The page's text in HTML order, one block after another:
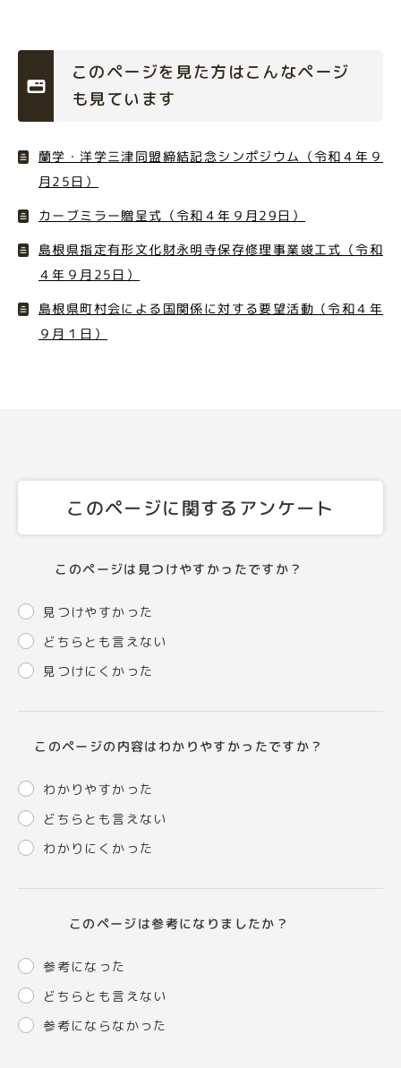
このページを見た方はこんなページ
も見ています
蘭学・洋学三津同盟締結記念シンポジウム（令和４年９
月25日）
カーブミラー贈呈式（令和４年９月29日）
島根県指定有形文化財永明寺保存修理事業竣工式（令和
４年９月25日）
島根県町村会による国関係に対する要望活動（令和４年
９月１日）
このページに関するアンケート
このページは見つけやすかったですか？
見つけやすかった
どちらとも言えない
見つけにくかった
このページの内容はわかりやすかったですか？
わかりやすかった
どちらとも言えない
わかりにくかった
このページは参考になりましたか？
参考になった
どちらとも言えない
参考にならなかった